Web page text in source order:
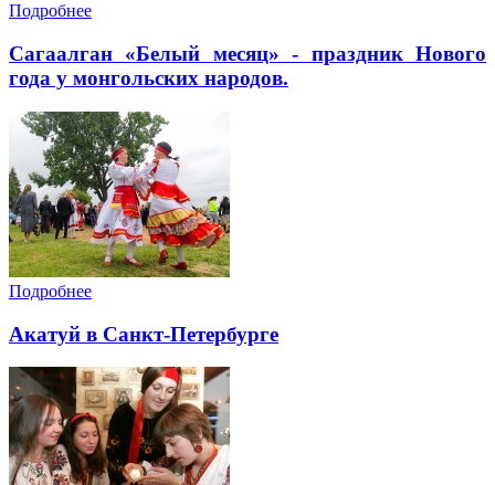
Подробнее
Cагаалган «Белый месяц» - праздник Нового
года у монгольских народов.
Подробнее
Акатуй в Санкт-Петербурге